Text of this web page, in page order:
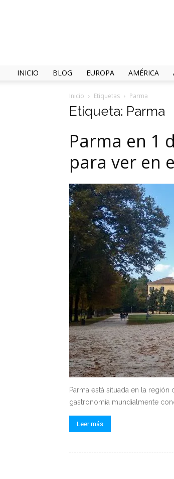
INICIO BLOG EUROPA AMÉRICA
Inicio Etiquetas Parma
Etiqueta: Parma
Parma en 1
para ver en
Parma está situada en la
gastronomía mundialmente
Leer más